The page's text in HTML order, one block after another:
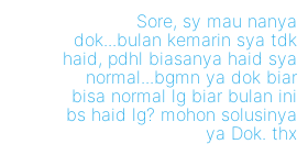
Sore, sy mau nanya
dok...bulan kemarin sya tdk
haid, pdhl biasanya haid sya
normal...bgmn ya dok biar
bisa normal lg biar bulan ini
bs haid lg? mohon solusinya
ya Dok. thx